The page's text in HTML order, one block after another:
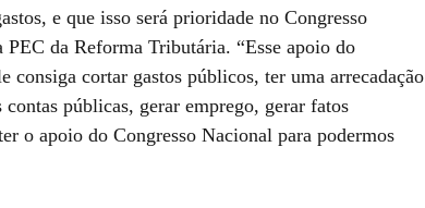
e que isso será prioridade no Congresso
da Reforma Tributária. “Esse apoio do
consiga cortar gastos públicos, ter uma arrecadação
públicas, gerar emprego, gerar fatos
o apoio do Congresso Nacional para podermos